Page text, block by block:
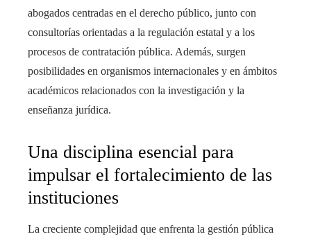
abogados centradas en el derecho público, junto con
consultorías orientadas a la regulación estatal y a los
procesos de contratación pública. Además, surgen
posibilidades en organismos internacionales y en ámbitos
académicos relacionados con la investigación y la
enseñanza jurídica.
Una disciplina esencial para
impulsar el fortalecimiento de las
instituciones
La creciente complejidad que enfrenta la gestión pública